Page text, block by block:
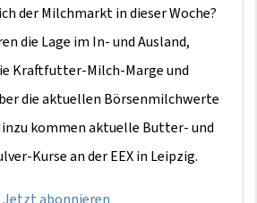
der Milchmarkt in dieser Woche?
die Lage im In- und Ausland,
Kraftfutter-Milch-Marge und
die aktuellen Börsenmilchwerte
kommen aktuelle Butter- und
Kurse an der EEX in Leipzig.